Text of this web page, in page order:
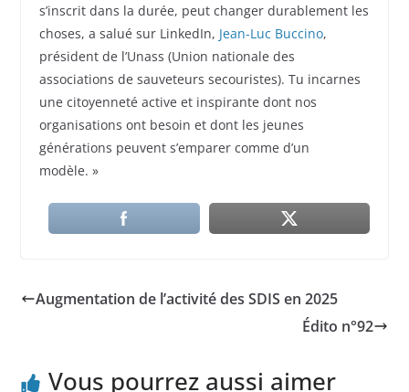
s’inscrit dans la durée, peut changer durablement les
choses, a salué sur LinkedIn, Jean-Luc Buccino,
président de l’Unass (Union nationale des
associations de sauveteurs secouristes). Tu incarnes
une citoyenneté active et inspirante dont nos
organisations ont besoin et dont les jeunes
générations peuvent s’emparer comme d’un
modèle. »
Augmentation de l’activité des SDIS en 2025
Édito n°92
Vous pourrez aussi aimer